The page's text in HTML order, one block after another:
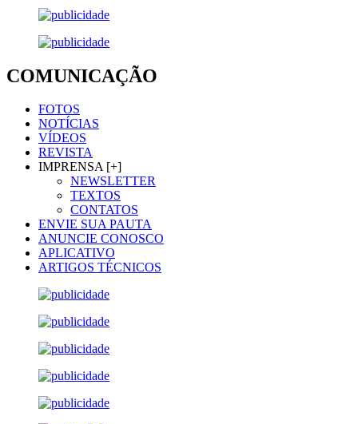
COMUNICAÇÃO
FOTOS
NOTÍCIAS
VÍDEOS
REVISTA
IMPRENSA [+]
NEWSLETTER
TEXTOS
CONTATOS
ENVIE SUA PAUTA
ANUNCIE CONOSCO
APLICATIVO
ARTIGOS TÉCNICOS